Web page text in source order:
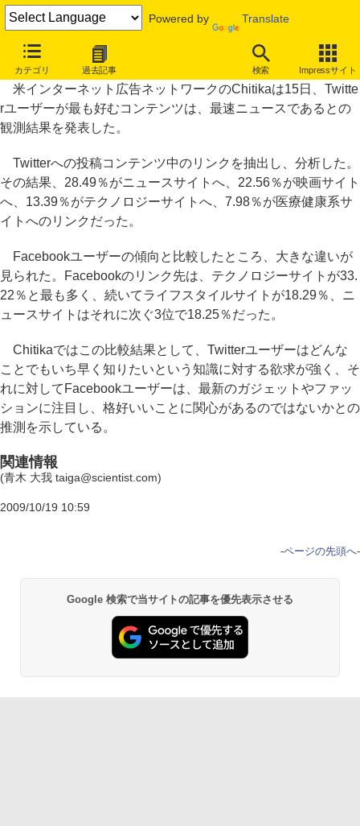
Powered by Translate
カテゴリ 過去記事 検索 Impressサイト
Twitterユーザーは最速ニュースを好む～米調査結果
米インターネット広告ネットワークのChitikaは15日、Twitte
rユーザーが最も好むコンテンツは、最速ニュースであるとの
観測結果を発表した。
Twitterへの投稿コンテンツ中のリンクを抽出し、分析した。
その結果、28.49％がニュースサイトへ、22.56％が映画サイト
へ、13.39％がテクノロジーサイトへ、7.98％が医療健康系サ
イトへのリンクだった。
Facebookユーザーの傾向と比較したところ、大きな違いが
見られた。Facebookのリンク先は、テクノロジーサイトが33.
22％と最も多く、続いてライフスタイルサイトが18.29％、ニ
ュースサイトはそれに次ぐ3位で18.25％だった。
Chitikaではこの比較結果として、Twitterユーザーはどんな
ことでもいち早く知りたいという知識に対する欲求が強く、そ
れに対してFacebookユーザーは、最新のガジェットやファッ
ションに注目し、格好いいことに関心があるのではないかとの
推測を示している。
関連情報
(青木 大我 taiga@scientist.com)
2009/10/19 10:59
-ページの先頭へ-
Google 検索で当サイトの記事を優先表示させる